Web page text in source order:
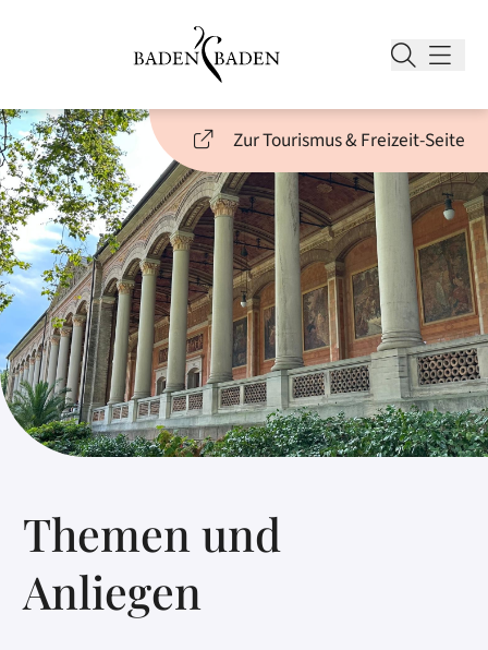
Zur Tourismus & Freizeit-Seite
Themen und
Anliegen